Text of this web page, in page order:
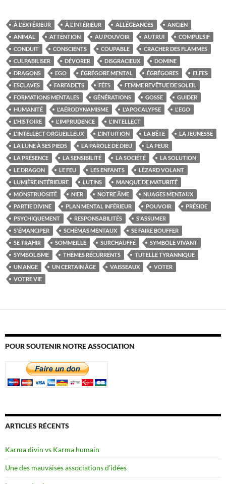
À L'EXTÉRIEUR À L'INTÉRIEUR ALLÉGEANCES
ANCIEN
ANIMAL
ATTENTION AU POUVOIR AUTRUI
COMPULSIF
CONDUIT
CONSCIENTS COUPABLE
CRACHER DES FLAMMES
CULPABILISER
DÉVORER DISGRACIEUX
DOMINE
DRAGONS
EGO ÉGRÉGORE MENTAL ÉGRÉGORES
ELFES
ESCLAVES
FARFADETS FÉES
FEMME REVÊTUE DE SOLEIL
FORMATIONS MENTALES
GÉNÉRATIONS GOSSE
GUIDER
HUMANITÉ
L'AÉRODYNAMISME L'APOCALYPSE
L'EGO
L'HISTOIRE
L'IMPRUDENCE
L'INTELLECT
L'INTELLECT ORGUEILLEUX
L'INTUITION LA BÊTE
LA JEUNESSE
LA LUNE À SES PIEDS
LA PAROLE DE DIEU
LA PEUR
LA PRÉSENCE
LA SENSIBILITÉ LA SOCIÉTÉ
LA SOLUTION
LE DRAGON
LE FEU LES ENFANTS
LÉZARD VOLANT
LUMIÈRE INTÉRIEURE
LUTINS
MANQUE DE MATURITÉ
MONSTRUOSITÉ
NIER NOTRE ÂME
NUAGES MENTAUX
PARTIE DIVINE
PLAN MENTAL INFÉRIEUR POUVOIR
PRÉSIDE
PSYCHIQUEMENT
RESPONSABILITÉS
S'ASSUMER
S'ÉMANCIPER
SCHÉMAS MENTAUX
SE FAIRE BOUFFER
SE TRAHIR
SOMMEILLE SURCHAUFFÉ
SYMBOLE VIVANT
SYMBOLISME
THÈMES RÉCURRENTS
TUTELLE TYRANNIQUE
UN ANGE
UN CERTAIN ÂGE VAISSEAUX
VOTER
VOTRE VIE
POUR SOUTENIR NOTRE ASSOCIATION
ARTICLES RÉCENTS
Karma divin vs Karma humain
Une des mauvaises associations d’idées